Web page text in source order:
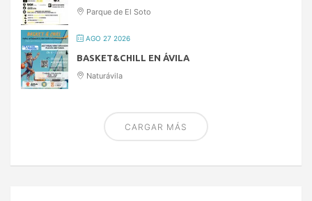
Parque de El Soto
AGO 27 2026
BASKET&CHILL EN ÁVILA
Naturávila
CARGAR MÁS